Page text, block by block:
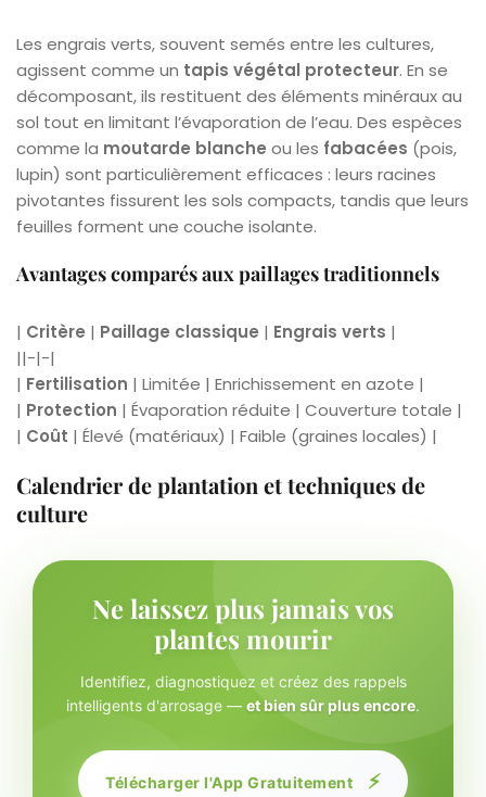
Les engrais verts, souvent semés entre les cultures,
agissent comme un tapis végétal protecteur. En se
décomposant, ils restituent des éléments minéraux au
sol tout en limitant l’évaporation de l’eau. Des espèces
comme la moutarde blanche ou les fabacées (pois,
lupin) sont particulièrement efficaces : leurs racines
pivotantes fissurent les sols compacts, tandis que leurs
feuilles forment une couche isolante.
Avantages comparés aux paillages traditionnels
| Critère | Paillage classique | Engrais verts |
||-|-|
| Fertilisation | Limitée | Enrichissement en azote |
| Protection | Évaporation réduite | Couverture totale |
| Coût | Élevé (matériaux) | Faible (graines locales) |
Calendrier de plantation et techniques de
culture
Ne laissez plus jamais vos
plantes mourir
Identifiez, diagnostiquez et créez des rappels
intelligents d'arrosage — et bien sûr plus encore.
Télécharger l'App Gratuitement ⚡